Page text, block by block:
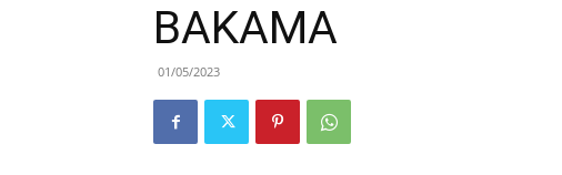
BAKAMA
01/05/2023